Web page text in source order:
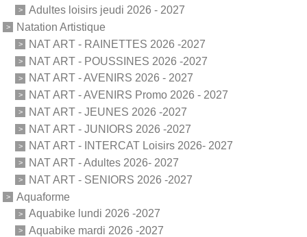
Adultes loisirs jeudi 2026 - 2027
Natation Artistique
NAT ART - RAINETTES 2026 -2027
NAT ART - POUSSINES 2026 -2027
NAT ART - AVENIRS 2026 - 2027
NAT ART - AVENIRS Promo 2026 - 2027
NAT ART - JEUNES 2026 -2027
NAT ART - JUNIORS 2026 -2027
NAT ART - INTERCAT Loisirs 2026- 2027
NAT ART - Adultes 2026- 2027
NAT ART - SENIORS 2026 -2027
Aquaforme
Aquabike lundi 2026 -2027
Aquabike mardi 2026 -2027